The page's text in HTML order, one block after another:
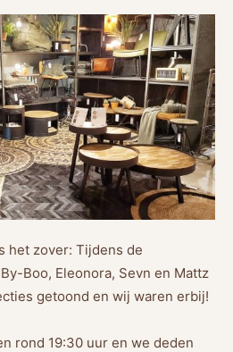
het zover: Tijdens de
Boo, Eleonora, Sevn en Mattz
getoond en wij waren erbij!
rond 19:30 uur en we deden